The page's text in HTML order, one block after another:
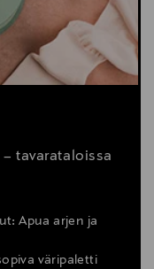
tavarataloissa
Apua arjen ja
väripaletti